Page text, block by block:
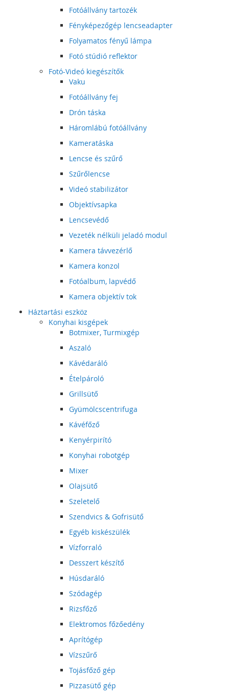
Fotóállvány tartozék
Fényképezőgép lencseadapter
Folyamatos fényű lámpa
Fotó stúdió reflektor
Fotó-Videó kiegészítők
Vaku
Fotóállvány fej
Drón táska
Háromlábú fotóállvány
Kameratáska
Lencse és szűrő
Szűrőlencse
Videó stabilizátor
Objektívsapka
Lencsevédő
Vezeték nélküli jeladó modul
Kamera távvezérlő
Kamera konzol
Fotóalbum, lapvédő
Kamera objektív tok
Háztartási eszköz
Konyhai kisgépek
Botmixer, Turmixgép
Aszaló
Kávédaráló
Ételpároló
Grillsütő
Gyümölcscentrifuga
Kávéfőző
Kenyérpirító
Konyhai robotgép
Mixer
Olajsütő
Szeletelő
Szendvics & Gofrisütő
Egyéb kiskészülék
Vízforraló
Desszert készítő
Húsdaráló
Szódagép
Rizsfőző
Elektromos főzőedény
Aprítógép
Vízszűrő
Tojásfőző gép
Pizzasütő gép